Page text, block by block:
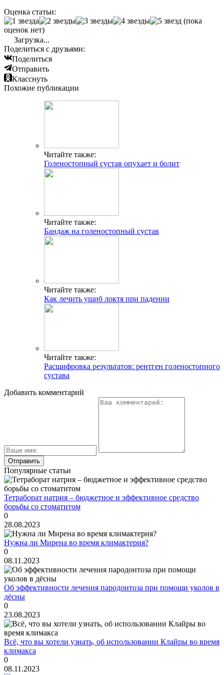
Оценка статьи:
(пока
оценок нет)
Загрузка...
Поделиться с друзьями:
Поделиться
Отправить
Класснуть
Похожие публикации
Читайте также:
Голеностопный сустав опухает и болит
Читайте также:
Бандаж на голеностопный сустав
Читайте также:
Как лечить ушиб локтя при падении
Читайте также:
Расшифровка результатов: рентген голеностопного
сустава
Добавить комментарий
Популярные статьи
Тетраборат натрия – бюджетное и эффективное средство
борьбы со стоматитом
0
28.08.2023
Нужна ли Мирена во время климактерия?
0
08.11.2023
Об эффективности лечения пародонтоза при помощи уколов в
дёсны
0
23.08.2023
Всё, что вы хотели узнать, об использовании Клайры во время
климакса
0
08.11.2023